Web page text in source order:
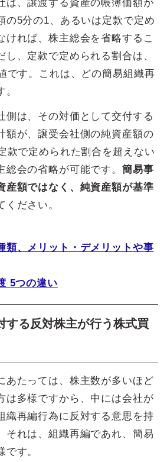
は、譲渡する資産の帳簿価額が
の5分の1、あるいは定款で定め
ければ、株主総会を省略するこ
し、定款で定められる割合は、
です。これは、どの簡易組織再
側は、その対価として交付する
額が、譲受会社側の純資産額の
款で定められた割合を超えない
会の省略が可能です。 簡易事
産額ではなく、純資産額が基準
ください。
類、メリット・デメリットや事
5つの違い
する反対株主が行う株式買
あたっては、株主数が多いほど
は多様ですから、中には会社が
織再編行為に反対する意思を持
それは、組織再編であれ、簡易
す。